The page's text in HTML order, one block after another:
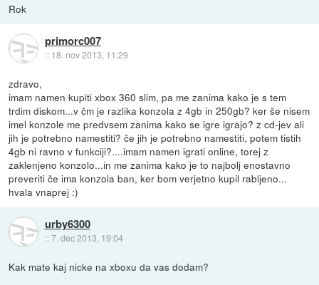
Rok
primorc007
:: 18. nov 2013, 11:29
zdravo,
imam namen kupiti xbox 360 slim, pa me zanima kako je s tem
trdim diskom...v čm je razlika konzola z 4gb in 250gb? ker še nisem
imel konzole me predvsem zanima kako se igre igrajo? z cd-jev ali
jih je potrebno namestiti? če jih je potrebno namestiti, potem tistih
4gb ni ravno v funkciji?....imam namen igrati online, torej z
zaklenjeno konzolo...in me zanima kako je to najbolj enostavno
preveriti če ima konzola ban, ker bom verjetno kupil rabljeno...
hvala vnaprej :)
urby6300
::7. dec 2013, 19:04
Kak mate kaj nicke na xboxu da vas dodam?